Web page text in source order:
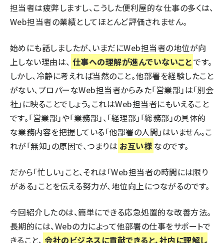
担当者は疲弊しますし、こうした便利屋的な仕事の多くは、
Web担当者の業績としてほとんど評価されません。
始めにも話しましたが、いまだにWeb担当者の地位が向
上しない理由は、 仕事への理解が進んでいないことです。
しかし、冷静に考えれば当然のこと。他部署を経験したこと
がない、プロパーなWeb担当者からみた「営業部」は「別会
社」に映ることでしょう。これはWeb担当者にもいえること
です。「営業部」や「業務部」、「経理部」「総務部」の具体的
な業務内容を把握している「他部署の人間」はいません。こ
れが「無知」の原因で、つまりは お互い様 なのです。
だから「忙しい」こと、それは「Web担当者の時間には限り
がある」ことを伝える努力が、地位向上につながるのです。
今回紹介したのは、簡単にできる応急処置的な改善方法。
長期的には、Webの力によって他部署の仕事をサポートで
きること、 会社のビジネスに貢献できると、社内に理解し